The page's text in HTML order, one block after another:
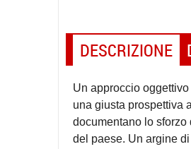
DESCRIZIONE
Un approccio
una giusta prospettiva
documentano lo
del paese. Un argine